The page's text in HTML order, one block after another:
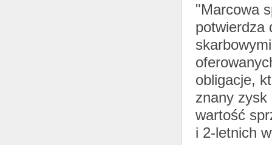
"Marcowa
potwierdza
obligacje,
znany zysk
wartość
i 2-letnich